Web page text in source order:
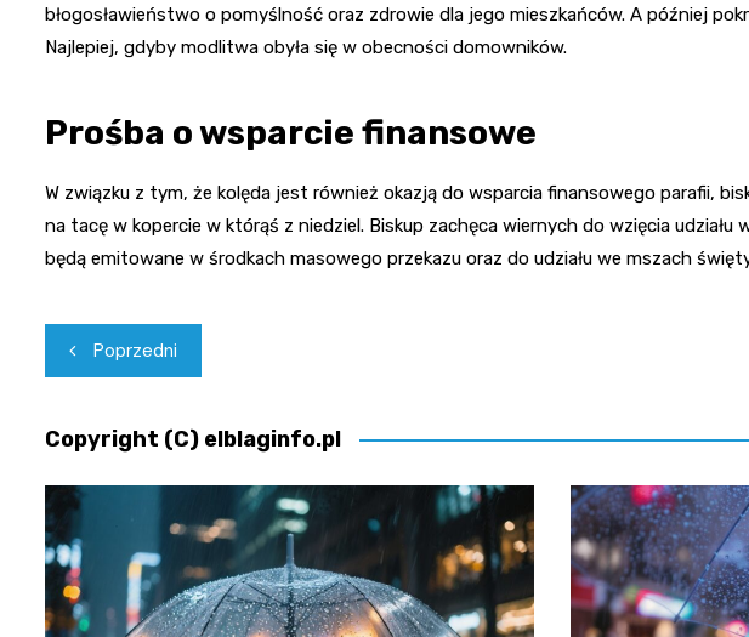
błogosławieństwo o pomyślność oraz zdrowie dla jego mieszkańców. A później
Najlepiej, gdyby modlitwa obyła się w obecności domowników.
Prośba o wsparcie finansowe
W związku z tym, że kolęda jest również okazją do wsparcia finansowego parafii,
na tacę w kopercie w którąś z niedziel. Biskup zachęca wiernych do wzięcia
będą emitowane w środkach masowego przekazu oraz do udziału we mszach
Nawigacja
wpisu
Poprzedni
Copyright (C) elblaginfo.pl